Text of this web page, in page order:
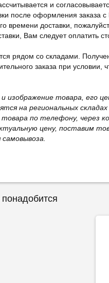
и
после оформления заказа
времени доставки,
Вам следует
рядом со складами.
заказа при условии,
изображение товара, его
на региональных
по телефону,
цену, поставим